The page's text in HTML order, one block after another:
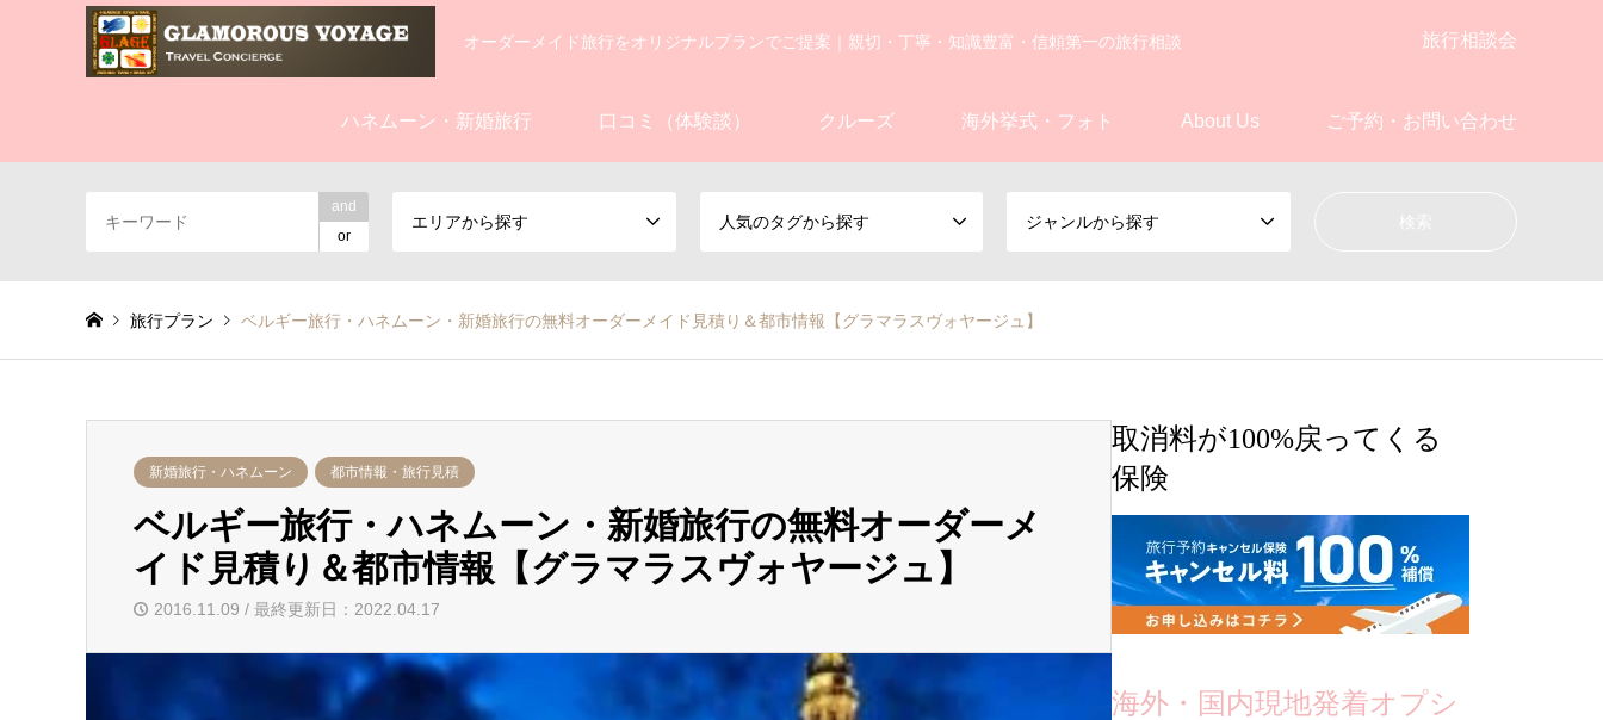
オーダーメイド旅行をオリジナルプランでご提案｜親切・丁寧・知識豊富・信頼第一の旅行相談 旅行相談会
ハネムーン・新婚旅行 口コミ（体験談） クルーズ 海外挙式・フォト About Us ご予約・お問い合わせ
and
or
エリアから探す 人気のタグから探す ジャンルから探す
旅行プラン ベルギー旅行・ハネムーン・新婚旅行の無料オーダーメイド見積り＆都市情報【グラマラスヴォヤージュ】
新婚旅行・ハネムーン 都市情報・旅行見積
ベルギー旅行・ハネムーン・新婚旅行の無料オーダーメ
イド見積り＆都市情報【グラマラスヴォヤージュ】
2016.11.09 / 最終更新日：2022.04.17
取消料が100%戻ってくる
保険
海外・国内現地発着オプシ